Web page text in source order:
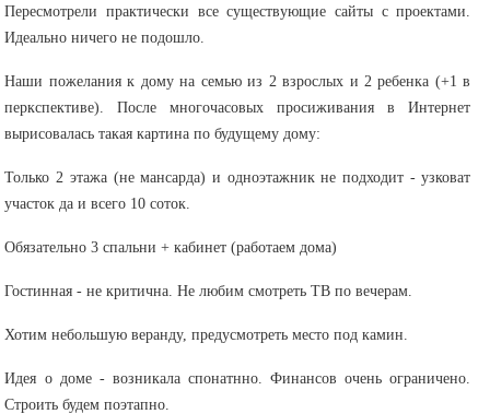
Пересмотрели практически все существующие сайты с проектами.
Идеально ничего не подошло.
Наши пожелания к дому на семью из 2 взрослых и 2 ребенка (+1 в
перкспективе). После многочасовых просиживания в Интернет
вырисовалась такая картина по будущему дому:
Только 2 этажа (не мансарда) и одноэтажник не подходит - узковат
участок да и всего 10 соток.
Обязательно 3 спальни + кабинет (работаем дома)
Гостинная - не критична. Не любим смотреть ТВ по вечерам.
Хотим небольшую веранду, предусмотреть место под камин.
Идея о доме - возникала спонатнно. Финансов очень ограничено.
Строить будем поэтапно.